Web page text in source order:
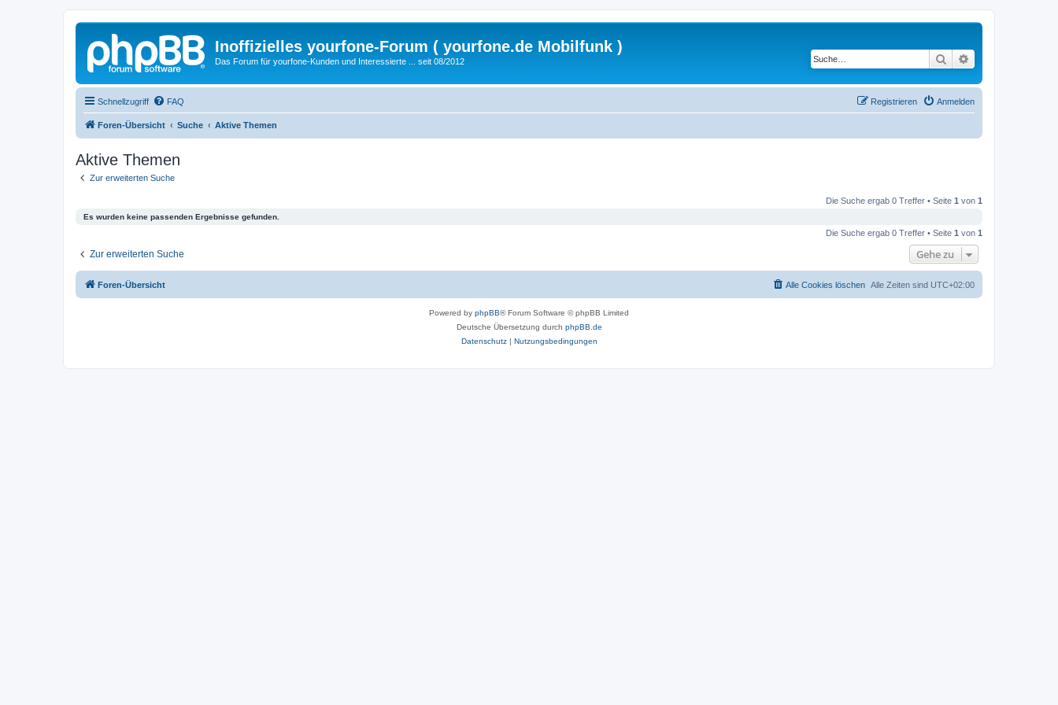
Inoffizielles yourfone-Forum ( yourfone.de Mobilfunk )
Das Forum für yourfone-Kunden und Interessierte ... seit 08/2012 Suche
Schnellzugriff FAQ Anmelden
Registrieren
Foren-Übersicht Suche Aktive Themen
Aktive Themen
Zur erweiterten Suche
Die Suche ergab 0 Treffer • Seite 1 von 1
Es wurden keine passenden Ergebnisse gefunden.
Die Suche ergab 0 Treffer • Seite 1 von 1
Zur erweiterten Suche Gehe zu
Foren-Übersicht Alle Zeiten sind UTC+02:00
Alle Cookies löschen
Powered by phpBB® Forum Software © phpBB Limited
Deutsche Übersetzung durch phpBB.de
Datenschutz| Nutzungsbedingungen